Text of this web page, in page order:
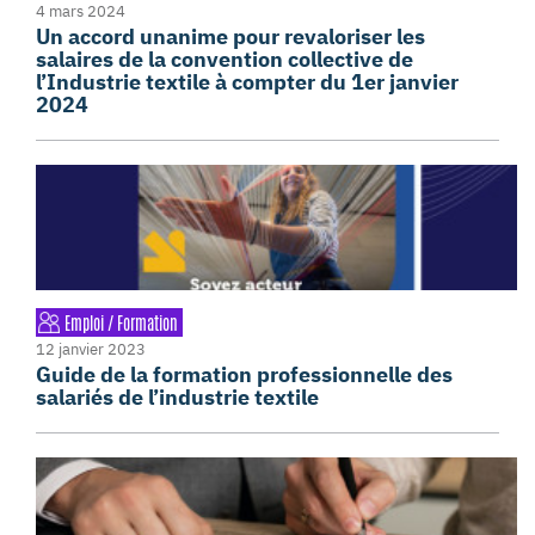
4 mars 2024
Un accord unanime pour revaloriser les
salaires de la convention collective de
l’Industrie textile à compter du 1er janvier
2024
Emploi / Formation
12 janvier 2023
Guide de la formation professionnelle des
salariés de l’industrie textile